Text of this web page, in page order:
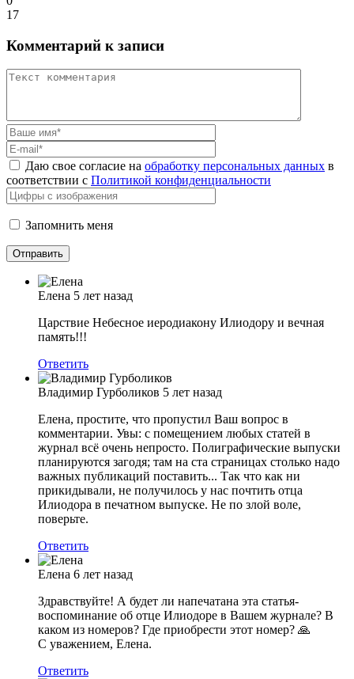
17
Комментарий к записи
Даю свое согласие на обработку персональных данных в
соответствии с Политикой конфиденциальности
Запомнить меня
Елена 5 лет назад
Царствие Небесное иеродиакону Илиодору и вечная
память!!!
Ответить
Владимир Гурболиков 5 лет назад
Елена, простите, что пропустил Ваш вопрос в
комментарии. Увы: с помещением любых статей в
журнал всё очень непросто. Полиграфические выпуски
планируются загодя; там на ста страницах столько надо
важных публикаций поставить... Так что как ни
прикидывали, не получилось у нас почтить отца
Илиодора в печатном выпуске. Не по злой воле,
поверьте.
Ответить
Елена 6 лет назад
Здравствуйте! А будет ли напечатана эта статья-
воспоминание об отце Илиодоре в Вашем журнале? В
каком из номеров? Где приобрести этот номер? 🙏
С уважением, Елена.
Ответить